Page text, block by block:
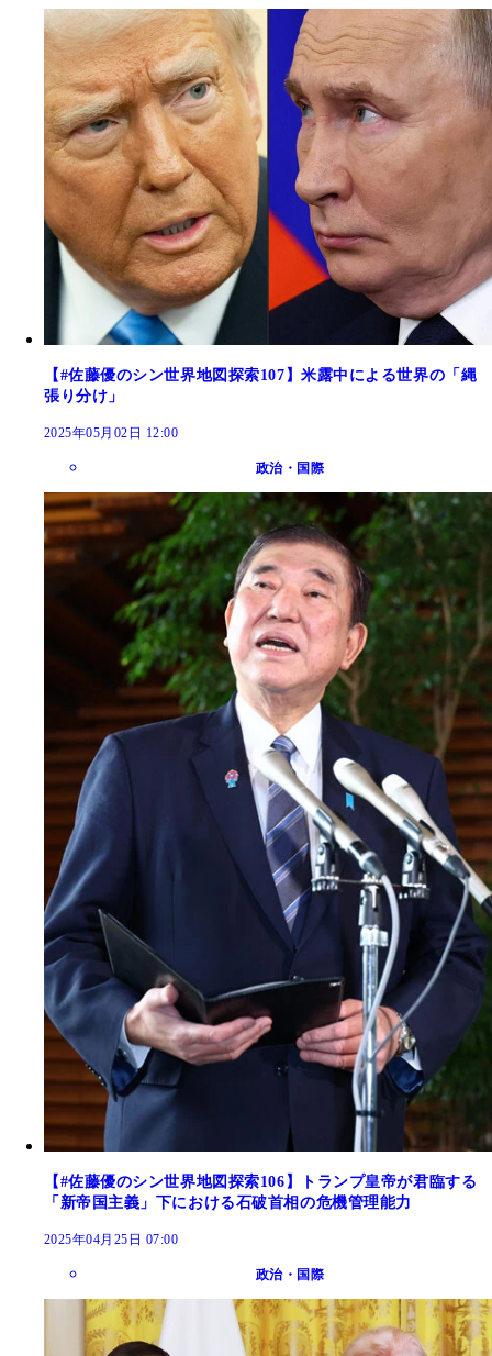
【#佐藤優のシン世界地図探索107】米露中による世界の「縄
張り分け」
2025年05月02日 12:00
政治・国際
【#佐藤優のシン世界地図探索106】トランプ皇帝が君臨する
「新帝国主義」下における石破首相の危機管理能力
2025年04月25日 07:00
政治・国際